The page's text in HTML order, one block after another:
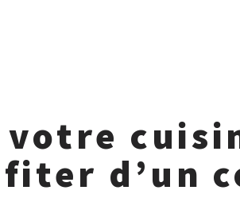
votre
d’un